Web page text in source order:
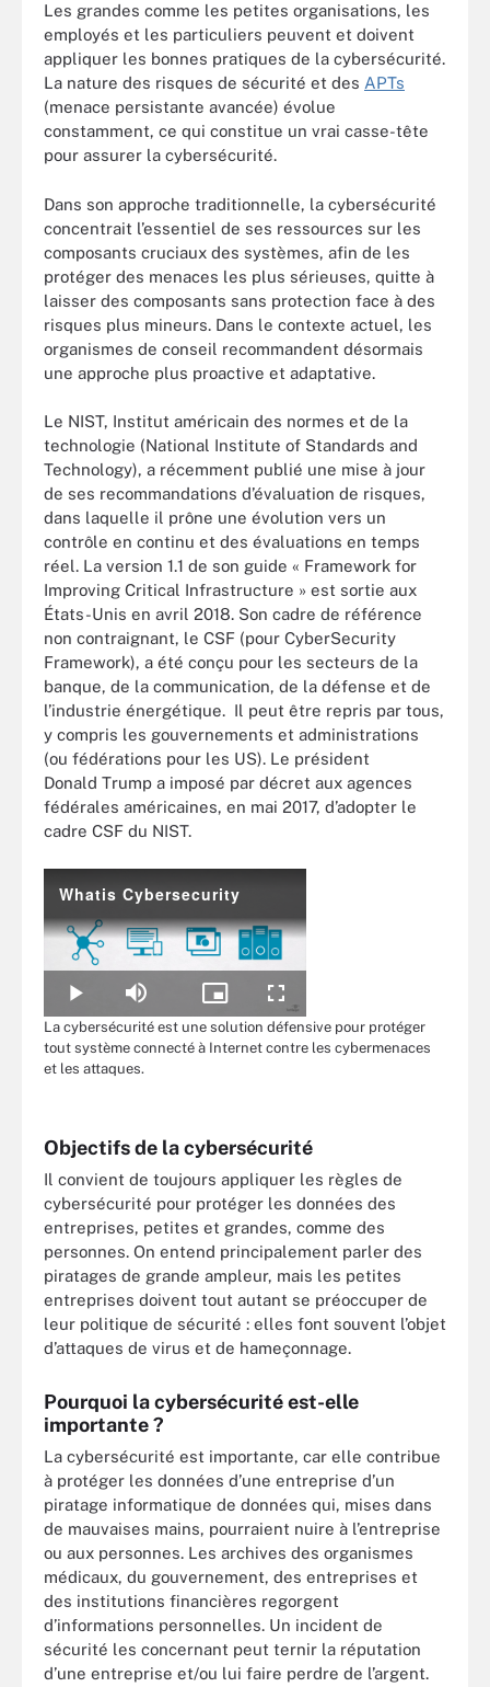
Les grandes comme les petites organisations, les
employés et les particuliers peuvent et doivent
appliquer les bonnes pratiques de la cybersécurité.
La nature des risques de sécurité et des APTs
(menace persistante avancée) évolue
constamment, ce qui constitue un vrai casse-tête
pour assurer la cybersécurité.
Dans son approche traditionnelle, la cybersécurité
concentrait l’essentiel de ses ressources sur les
composants cruciaux des systèmes, afin de les
protéger des menaces les plus sérieuses, quitte à
laisser des composants sans protection face à des
risques plus mineurs. Dans le contexte actuel, les
organismes de conseil recommandent désormais
une approche plus proactive et adaptative.
Le NIST, Institut américain des normes et de la
technologie (National Institute of Standards and
Technology), a récemment publié une mise à jour
de ses recommandations d’évaluation de risques,
dans laquelle il prône une évolution vers un
contrôle en continu et des évaluations en temps
réel. La version 1.1 de son guide « Framework for
Improving Critical Infrastructure » est sortie aux
États-Unis en avril 2018. Son cadre de référence
non contraignant, le CSF (pour CyberSecurity
Framework), a été conçu pour les secteurs de la
banque, de la communication, de la défense et de
l’industrie énergétique. Il peut être repris par tous,
y compris les gouvernements et administrations
(ou fédérations pour les US). Le président
Donald Trump a imposé par décret aux agences
fédérales américaines, en mai 2017, d’adopter le
cadre CSF du NIST.
Whatis Cybersecurity
Play Mute
Picture-
in-
Picture
Fullscreen
La cybersécurité est une solution défensive pour protéger
tout système connecté à Internet contre les cybermenaces
et les attaques.
Objectifs de la cybersécurité
Il convient de toujours appliquer les règles de
cybersécurité pour protéger les données des
entreprises, petites et grandes, comme des
personnes. On entend principalement parler des
piratages de grande ampleur, mais les petites
entreprises doivent tout autant se préoccuper de
leur politique de sécurité : elles font souvent l’objet
d’attaques de virus et de hameçonnage.
Pourquoi la cybersécurité est-elle
importante ?
La cybersécurité est importante, car elle contribue
à protéger les données d’une entreprise d’un
piratage informatique de données qui, mises dans
de mauvaises mains, pourraient nuire à l’entreprise
ou aux personnes. Les archives des organismes
médicaux, du gouvernement, des entreprises et
des institutions financières regorgent
d’informations personnelles. Un incident de
sécurité les concernant peut ternir la réputation
d’une entreprise et/ou lui faire perdre de l’argent.